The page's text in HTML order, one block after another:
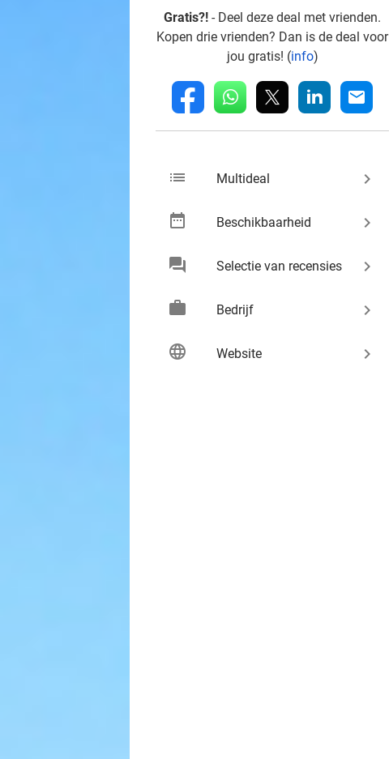
Gratis?! - Deel deze deal met vrienden.
Kopen drie vrienden? Dan is de deal voor
jou gratis! (info)
fb whatsapp linkedin mail
list Multideal keyboard_arrow_right
date_range Beschikbaarheid keyboard_arrow_right
chat Selectie van recensies keyboard_arrow_right
work Bedrijf keyboard_arrow_right
language Website keyboard_arrow_right